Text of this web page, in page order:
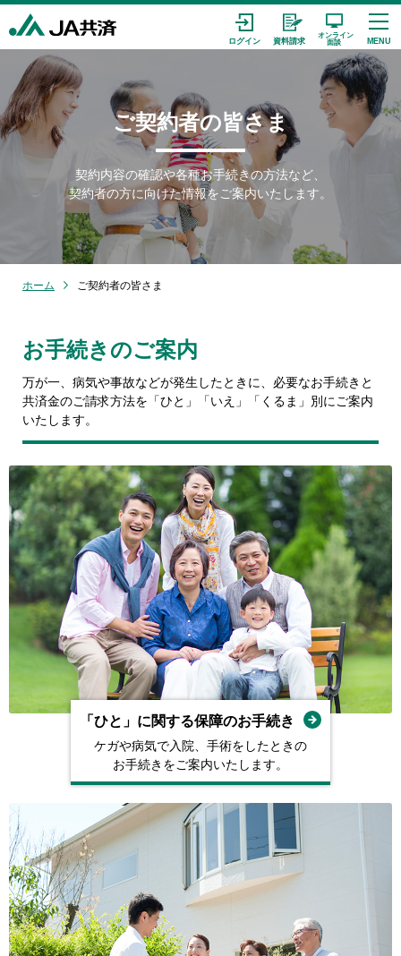
ご契約者の皆さま
契約内容の確認や各種お手続きの方法など、
契約者の方に向けた情報をご案内いたします。
ホーム ご契約者の皆さま
お手続きのご案内
万が一、病気や事故などが発生したときに、必要なお手続きと
共済金のご請求方法を 「ひと」「いえ」「くるま」別にご案内
いたします。
「ひと」に関する保障のお⼿続き
ケガや病気で⼊院、⼿術をしたときの
お⼿続きをご案内いたします。